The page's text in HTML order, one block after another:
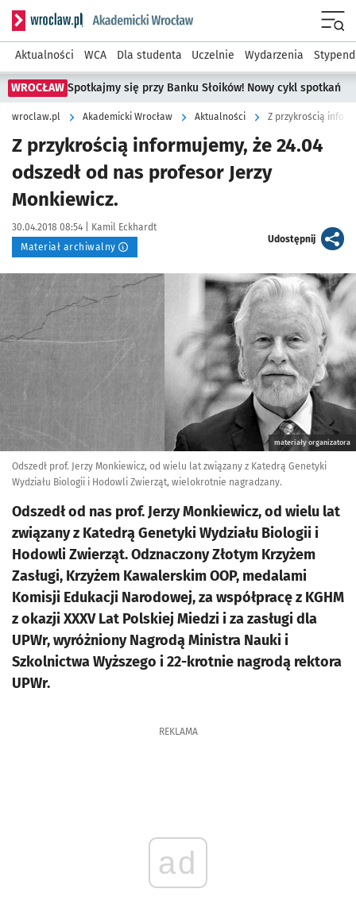
Serwis informacyjny wroclaw.pl podserwis: Akademicki
Aktualności WCA Dla studenta Uczelnie Wydarzenia
WROCŁAW Spotkajmy się przy Banku Słoików! Nowy cykl spotkań
wroclaw.pl Akademicki Wrocław Aktualności Z przykrością
Z przykrością informujemy, że 24.04
odszedł od nas profesor Jerzy
Monkiewicz.
Data publikacji:
30.04.2018 08:54 | Autor:
Kamil Eckhardt
Materiał archiwalny
Udostępnijartykuł
Kliknij, aby powiększyć
materiały organizatora
Odszedł prof. Jerzy Monkiewicz, od wielu lat związany z Katedrą Genetyki
Wydziału Biologii i Hodowli Zwierząt, wielokrotnie nagradzany.
Odszedł od nas prof. Jerzy Monkiewicz, od wielu lat
związany z Katedrą Genetyki Wydziału Biologii i
Hodowli Zwierząt. Odznaczony Złotym Krzyżem
Zasługi, Krzyżem Kawalerskim OOP, medalami
Komisji Edukacji Narodowej, za współpracę z KGHM
z okazji XXXV Lat Polskiej Miedzi i za zasługi dla
UPWr, wyróżniony Nagrodą Ministra Nauki i
Szkolnictwa Wyższego i 22-krotnie nagrodą rektora
UPWr.
REKLAMA
ad